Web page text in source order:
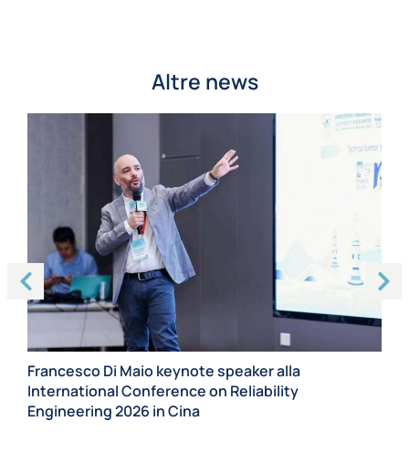
Altre news
Francesco Di Maio keynote speaker alla
International Conference on Reliability
Engineering 2026 in Cina